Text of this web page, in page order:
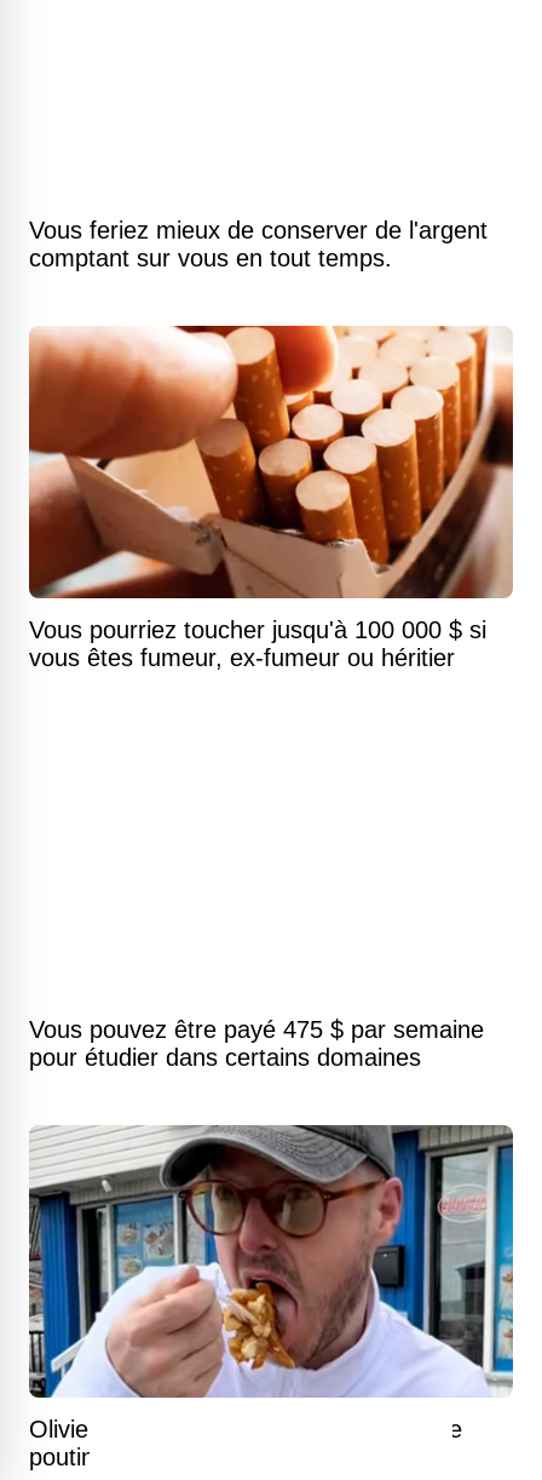
Vous feriez mieux de conserver de l'argent
comptant sur vous en tout temps.
Vous pourriez toucher jusqu'à 100 000 $ si
vous êtes fumeur, ex-fumeur ou héritier
Vous pouvez être payé 475 $ par semaine
pour étudier dans certains domaines
Olivier Primeau découvre une excellente
poutine à un prix presque imbattable